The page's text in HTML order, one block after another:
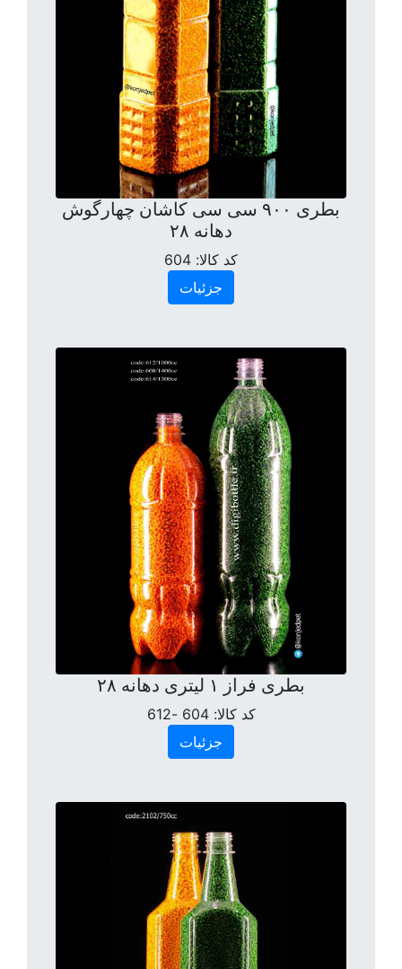
بطری ۹۰۰ سی سی کاشان چهارگوش
دهانه ۲۸
کد کالا: 604
جزئیات
بطری فراز ۱ لیتری دهانه ۲۸
کد کالا:604 -612
جزئیات